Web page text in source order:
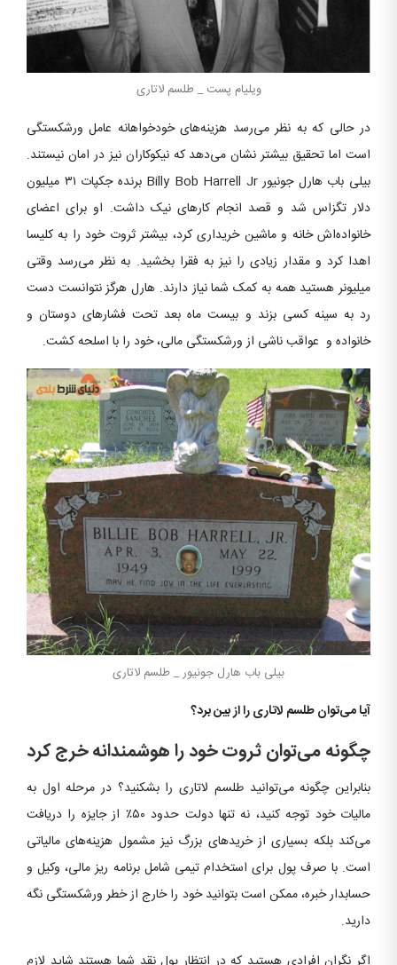
ویلیام پست _ طلسم لاتاری
در حالی که به نظر می‌رسد هزینه‌های خودخواهانه عامل ورشکستگی
است اما تحقیق بیشتر نشان می‌دهد که نیکوکاران نیز در امان نیستند.
بیلی باب ‌هارل جونیور Billy Bob Harrell Jr برنده جکپات ۳۱ میلیون
دلار تگزاس شد و قصد انجام کارهای نیک داشت. او برای اعضای
خانواده‌اش خانه و ماشین خریداری کرد، بیشتر ثروت خود را به کلیسا
اهدا کرد و مقدار زیادی را نیز به فقرا بخشید. به نظر می‌رسد وقتی
میلیونر هستید همه به کمک شما نیاز دارند.‌ هارل هرگز نتوانست دست
رد به سینه کسی بزند و بیست ماه بعد تحت فشارهای دوستان و
خانواده و عواقب ناشی از ورشکستگی مالی، خود را با اسلحه کشت.
بیلی باب ‌هارل جونیور _ طلسم لاتاری
آیا می‌توان طلسم لاتاری را از بین برد؟
چگونه می‌توان ثروت خود را هوشمندانه خرج کرد
بنابراین چگونه می‌توانید طلسم لاتاری را بشکنید؟ در مرحله اول به
مالیات خود توجه کنید، نه تنها دولت حدود ۵۰٪ از جایزه را دریافت
می‌کند بلکه بسیاری از خریدهای بزرگ نیز مشمول هزینه‌های مالیاتی
است. با صرف پول برای استخدام تیمی شامل برنامه ریز مالی، وکیل و
حسابدار خبره، ممکن است بتوانید خود را خارج از خطر ورشکستگی نگه
دارید.